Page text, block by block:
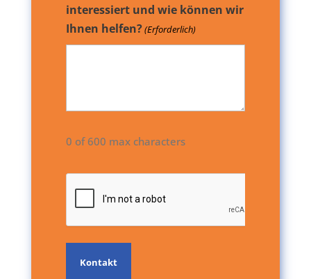
interessiert und wie können wir
Ihnen helfen?(Erforderlich)
0 of 600 max characters